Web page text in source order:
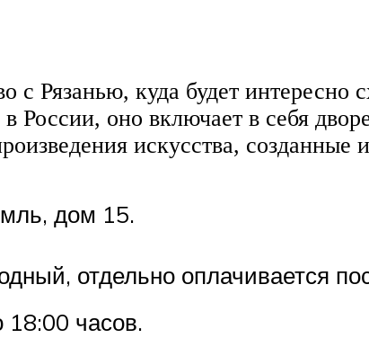
с Рязанью, куда будет
России, оно включает в себя
искусства,
дом 15.
отдельно оплачивается
часов.